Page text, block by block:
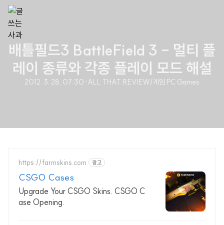
배틀필드3 BattleField 3 - 멀티 플
레이 종류와 각종 플레이 모드 해설
2012. 3. 28. 07:30 ·ALL THAT REVIEW/게임 PC Games
https://farmskins.com 광고
CSGO Cases
Upgrade Your CSGO Skins. CSGO C
ase Opening.